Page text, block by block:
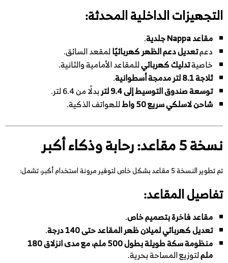
التجهيزات الداخلية المحدثة:
مقاعد Nappa جلدية
.
دعمتعديل دعم الظهر كهربائيًالمقعد السائق.
خاصيةتدليك كهربائيللمقاعد الأمامية والثانية.
ثلاجة 8.1 لتر مدمجة أسطوانية
.
توسعة صندوق التوسيط إلى 9.4 لتر
بدلًا من 6.4 لتر.
شاحن لاسلكي سريع 50 واط
للهواتف الذكية.
نسخة 5 مقاعد: رحابة وذكاء أكبر
تم تطوير النسخة 5 مقاعد بشكل خاص لتوفير مرونة استخدام أكبر، تشمل:
تفاصيل المقاعد:
مقاعد فاخرة بتصميم خاص.
تعديل كهربائي لميلان ظهر المقاعد حتى 140 درجة
.
منظومة سكة طويلة بطول 500 ملم، مع مدى انزلاق 180
ململتوزيع المساحة بحرية.